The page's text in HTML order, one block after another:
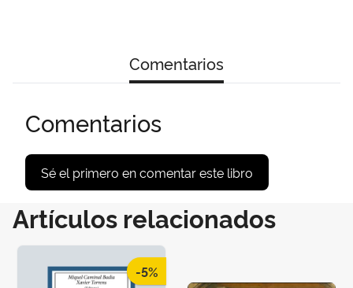
Comentarios
Comentarios
Sé el primero en comentar este libro
Artículos relacionados
-5%